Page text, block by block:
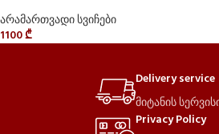
არამართვადი სვიჩები
1100₾
Delivery service
მიტანის
Privacy Policy